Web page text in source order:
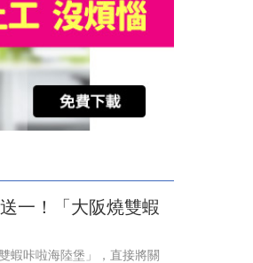
一！「大阪燒雙蝦
蝦咔啦海陸堡」，直接將關